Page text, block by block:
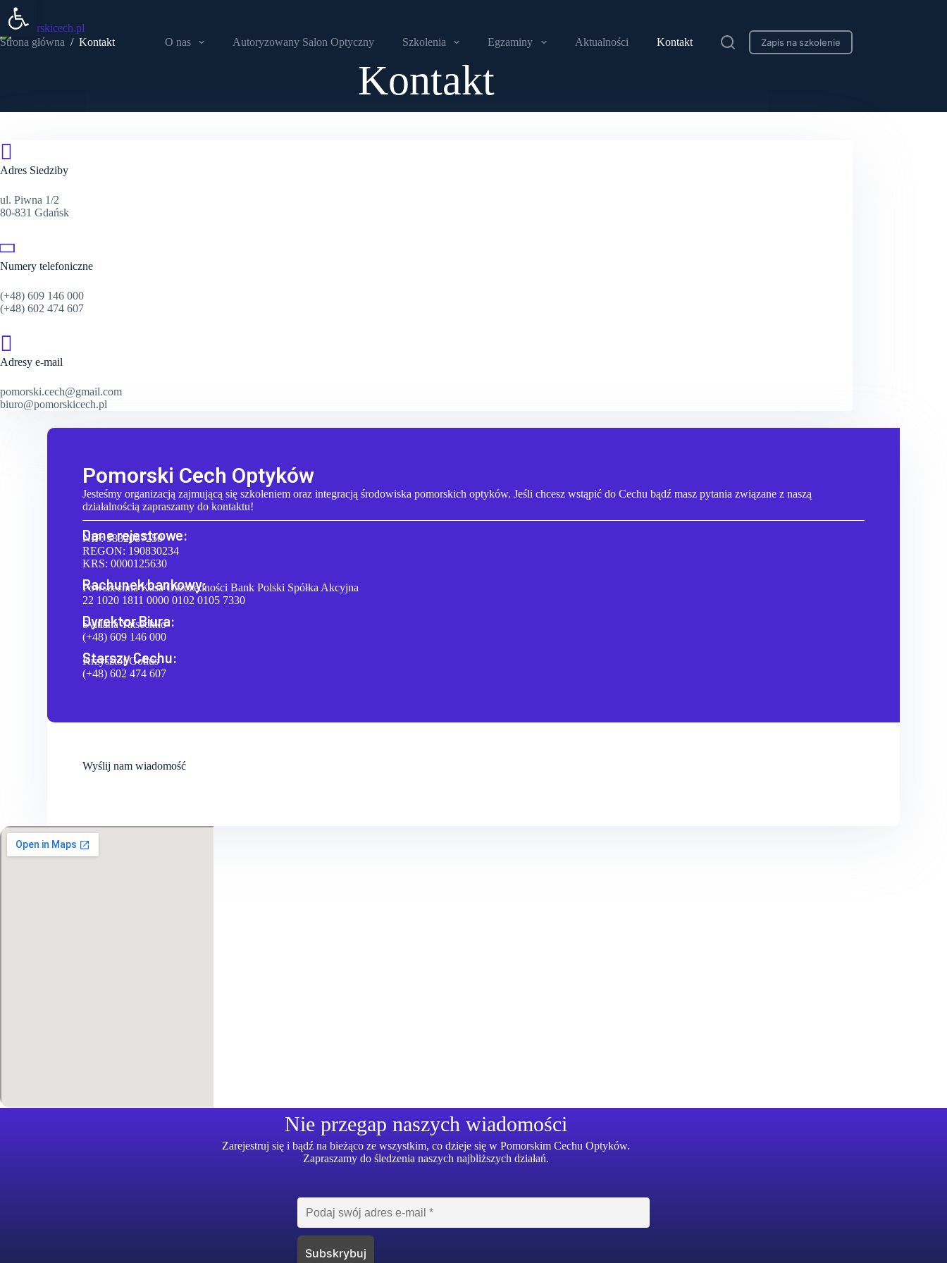
Przejdź
do
treści
O nas
Autoryzowany Salon Optyczny Szkolenia Egzaminy Aktualności Kontakt Zapis na szkolenie
Strona główna / Kontakt
Kontakt
Adres Siedziby
ul. Piwna 1/2
80-831 Gdańsk
Numery telefoniczne
(+48) 609 146 000
(+48) 602 474 607
Adresy e-mail
pomorski.cech@gmail.com
biuro@pomorskicech.pl
Pomorski Cech Optyków
Jesteśmy organizacją zajmującą się szkoleniem oraz integracją środowiska pomorskich optyków. Jeśli chcesz wstąpić do Cechu bądź masz pytania związane z naszą
działalnością zapraszamy do kontaktu!
Dane rejestrowe:
NIP: 5832087250
REGON: 190830234
KRS: 0000125630
Rachunek bankowy:
Powszechna Kasa Oszczędności Bank Polski Spółka Akcyjna
22 1020 1811 0000 0102 0105 7330
Dyrektor Biura:
Svitlana Yatsechko
(+48) 609 146 000
Starszy Cechu:
Krzysztof Gollus
(+48) 602 474 607
Wyślij nam wiadomość
Nie przegap naszych wiadomości
Zarejestruj się i bądź na bieżąco ze wszystkim, co dzieje się w Pomorskim Cechu Optyków.
Zapraszamy do śledzenia naszych najbliższych działań.
Open toolbar